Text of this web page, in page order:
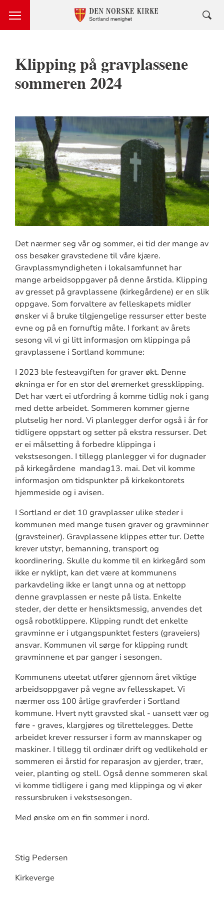
Klipping på gravplassene
sommeren 2024
Det nærmer seg vår og sommer, ei tid der mange av
oss besøker gravstedene til våre kjære.
Gravplassmyndigheten i lokalsamfunnet har
mange arbeidsoppgaver på denne årstida. Klipping
av gresset på gravplassene (kirkegårdene) er en slik
oppgave. Som forvaltere av felleskapets midler
ønsker vi å bruke tilgjengelige ressurser etter beste
evne og på en fornuftig måte. I forkant av årets
sesong vil vi gi litt informasjon om klippinga på
gravplassene i Sortland kommune:
I 2023 ble festeavgiften for graver økt. Denne
økninga er for en stor del øremerket gressklipping.
Det har vært ei utfordring å komme tidlig nok i gang
med dette arbeidet. Sommeren kommer gjerne
plutselig her nord. Vi planlegger derfor også i år for
tidligere oppstart og setter på ekstra ressurser. Det
er ei målsetting å forbedre klippinga i
vekstsesongen. I tillegg planlegger vi for dugnader
på kirkegårdene mandag13. mai. Det vil komme
informasjon om tidspunkter på kirkekontorets
hjemmeside og i avisen.
I Sortland er det 10 gravplasser ulike steder i
kommunen med mange tusen graver og gravminner
(gravsteiner). Gravplassene klippes etter tur. Dette
krever utstyr, bemanning, transport og
koordinering. Skulle du komme til en kirkegård som
ikke er nyklipt, kan det være at kommunens
parkavdeling ikke er langt unna og at nettopp
denne gravplassen er neste på lista. Enkelte
steder, der dette er hensiktsmessig, anvendes det
også robotklippere. Klipping rundt det enkelte
gravminne er i utgangspunktet festers (graveiers)
ansvar. Kommunen vil sørge for klipping rundt
gravminnene et par ganger i sesongen.
Kommunens uteetat utfører gjennom året viktige
arbeidsoppgaver på vegne av fellesskapet. Vi
nærmer oss 100 årlige gravferder i Sortland
kommune. Hvert nytt gravsted skal - uansett vær og
føre - graves, klargjøres og tilrettelegges. Dette
arbeidet krever ressurser i form av mannskaper og
maskiner. I tillegg til ordinær drift og vedlikehold er
sommeren ei årstid for reparasjon av gjerder, trær,
veier, planting og stell. Også denne sommeren skal
vi komme tidligere i gang med klippinga og vi øker
ressursbruken i vekstsesongen.
Med ønske om en fin sommer i nord.
Stig Pedersen
Kirkeverge